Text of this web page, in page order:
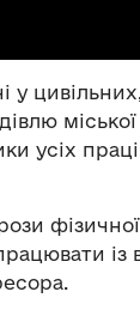
у
усіх
із